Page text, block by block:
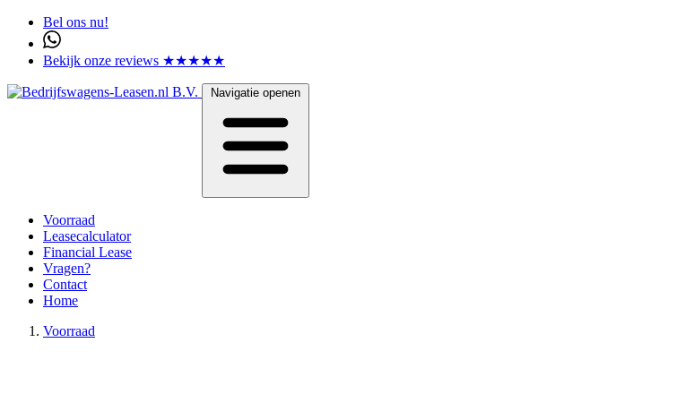
Bel ons nu!
Bekijk onze reviews ★★★★★
Navigatie openen
Voorraad
Leasecalculator
Financial Lease
Vragen?
Contact
Home
Voorraad